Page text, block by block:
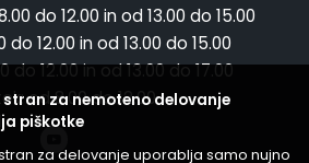
do 12.00 in od 13.00 do 15.00
do 12.00 in od 13.00 do 15.00
do 12.00 in od 13.00 do 17.00
od 8.00 do 12.00
stran za nemoteno delovanje
piškotke
za delovanje uporablja samo nujno